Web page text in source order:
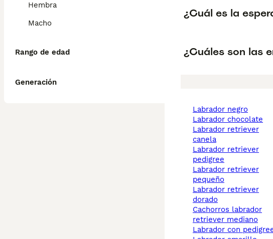
Hembra
Macho
Rango de edad
Generación
¿Cuál es la
¿Cuáles son las
labrador negro
labrador chocolate
labrador retriever
canela
labrador retriever
pedigree
labrador retriever
pequeño
labrador retriever
dorado
cachorros labrador
retriever mediano
labrador con